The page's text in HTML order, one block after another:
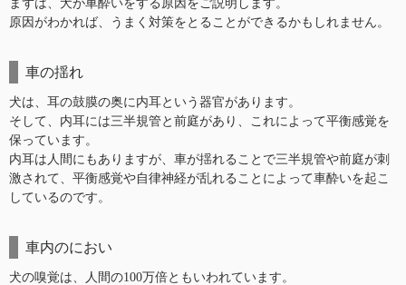
まずは、犬が車酔いをする原因をご説明します。
原因がわかれば、うまく対策をとることができるかもしれません。
車の揺れ
犬は、耳の鼓膜の奥に内耳という器官があります。
そして、内耳には三半規管と前庭があり、これによって平衡感覚を
保っています。
内耳は人間にもありますが、車が揺れることで三半規管や前庭が刺
激されて、平衡感覚や自律神経が乱れることによって車酔いを起こ
しているのです。
車内のにおい
犬の嗅覚は、人間の100万倍ともいわれています。